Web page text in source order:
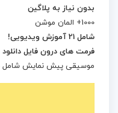
بدون نیاز به پلاگین
1000+ المان موشن
شامل 21 آموزش ویدیویی!
فرمت های درون فایل دانلود
موسیقی پیش نمایش شامل